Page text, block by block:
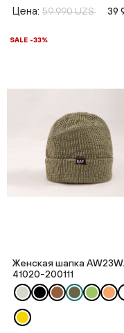
Цена: 59 990 UZS 39
SALE -33%
Женская шапка
41020-200111